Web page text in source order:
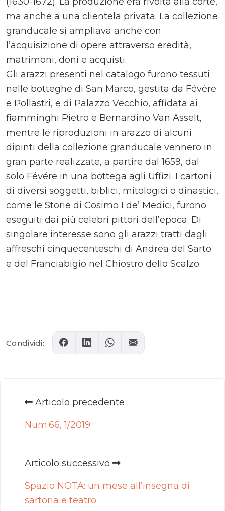
ma anche a una clientela privata. La collezione
granducale si ampliava anche con
l’acquisizione di opere attraverso eredità,
matrimoni, doni e acquisti.
Gli arazzi presenti nel catalogo furono tessuti
nelle botteghe di San Marco, gestita da Févère
e Pollastri, e di Palazzo Vecchio, affidata ai
fiamminghi Pietro e Bernardino Van Asselt,
mentre le riproduzioni in arazzo di alcuni
dipinti della collezione granducale vennero in
gran parte realizzate, a partire dal 1659, dal
solo Févére in una bottega agli Uffizi. I cartoni
di diversi soggetti, biblici, mitologici o dinastici,
come le Storie di Cosimo I de’ Medici, furono
eseguiti dai più celebri pittori dell’epoca. Di
singolare interesse sono gli arazzi tratti dagli
affreschi cinquecenteschi di Andrea del Sarto
e del Franciabigio nel Chiostro dello Scalzo.
Condividi:
Articolo precedente
Num.66, 1/2019
Articolo successivo
Spazio NOTA: un mese all’insegna di
sartoria e teatro